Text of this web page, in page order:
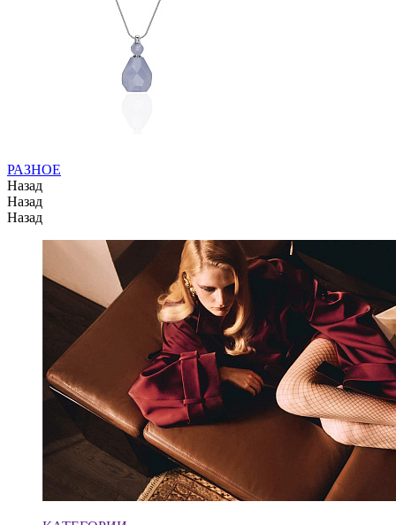
РАЗНОЕ
Назад
Назад
Назад